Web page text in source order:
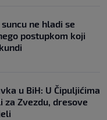
ne hladi se
postupkom koji
u BiH: U Čipuljićima
za Zvezdu, dresove